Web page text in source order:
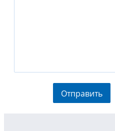
Отправить